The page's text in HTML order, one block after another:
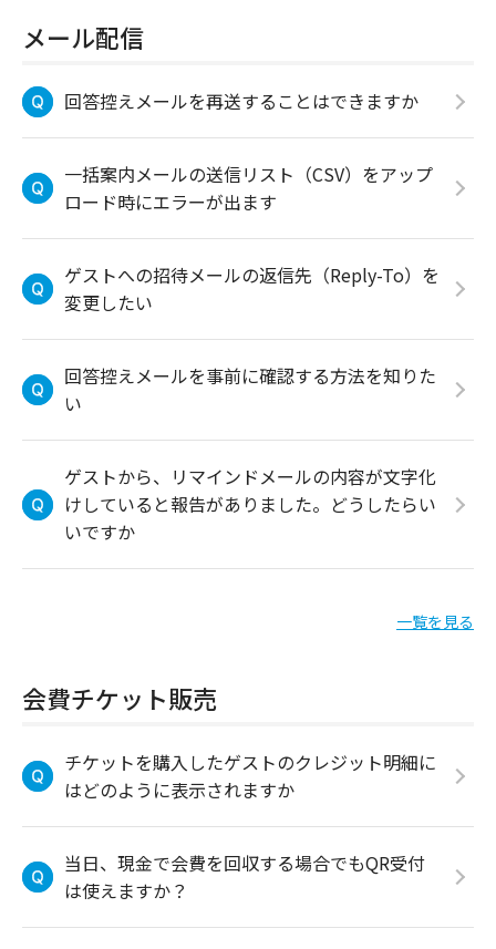
メール配信
回答控えメールを再送することはできますか
一括案内メールの送信リスト（CSV）をアップ
ロード時にエラーが出ます
ゲストへの招待メールの返信先（Reply-To）を
変更したい
回答控えメールを事前に確認する方法を知りた
い
ゲストから、リマインドメールの内容が文字化
けしていると報告がありました。どうしたらい
いですか
一覧を見る
会費チケット販売
チケットを購入したゲストのクレジット明細に
はどのように表示されますか
当日、現金で会費を回収する場合でもQR受付
は使えますか？